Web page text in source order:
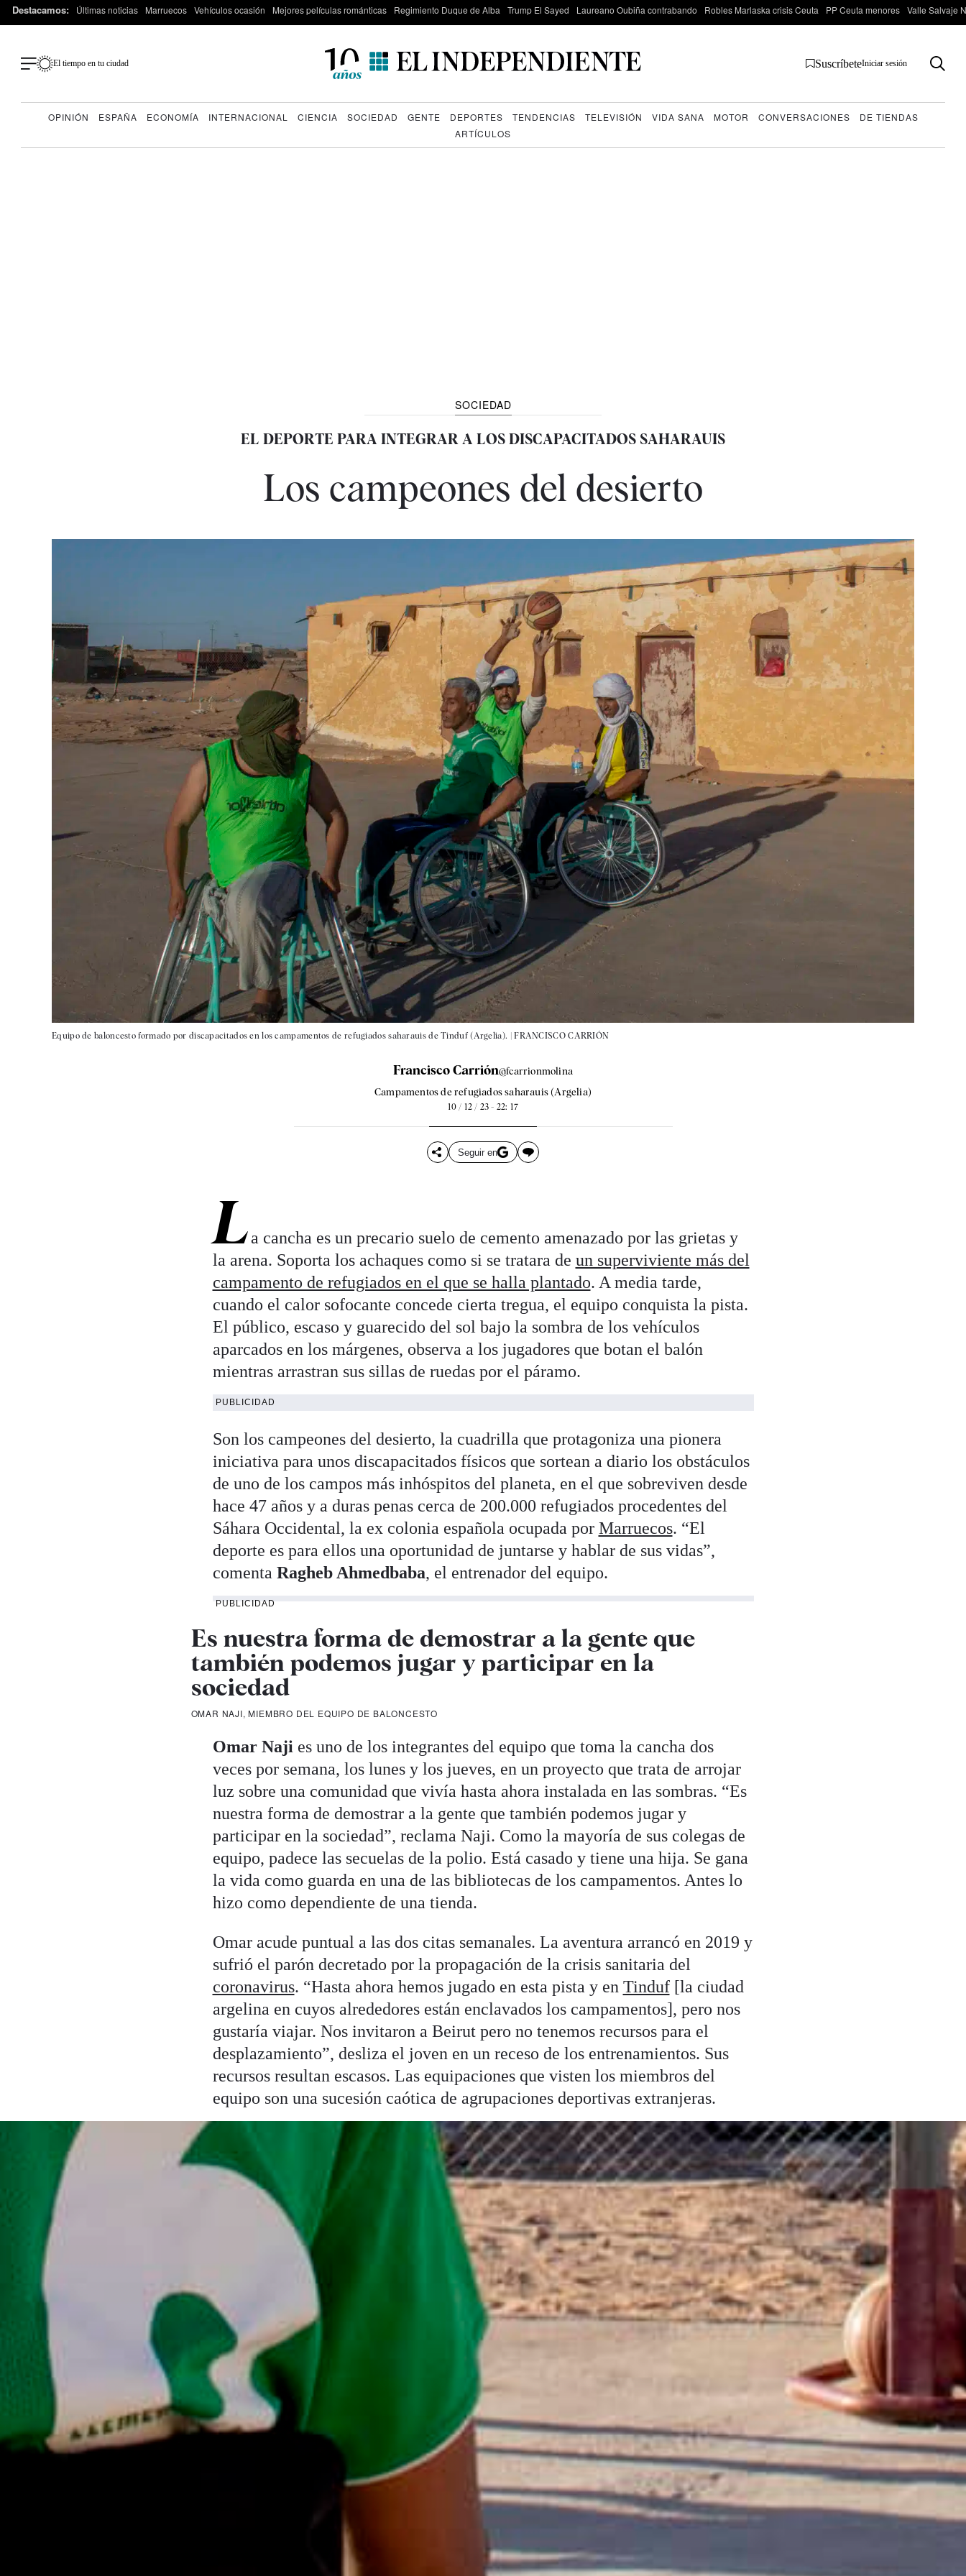
Destacamos: Últimas noticias Marruecos Vehículos ocasión Mejores películas románticas Regimiento Duque de Alba Trump El Sayed Laureano Oubiña contrabando Robles Marlaska crisis Ceuta PP Ceuta menores Valle Salvaje
El tiempo en tu ciudad SuscríbeteIniciar sesión
OPINIÓN ESPAÑA ECONOMÍA INTERNACIONAL CIENCIA SOCIEDAD GENTE DEPORTES TENDENCIAS TELEVISIÓN VIDA SANA MOTOR CONVERSACIONES
DE TIENDAS
ARTÍCULOS
SOCIEDAD
EL DEPORTE PARA INTEGRAR A LOS DISCAPACITADOS SAHARAUIS
Los campeones del desierto
Equipo de baloncesto formado por discapacitados en los campamentos de refugiados saharauis de Tinduf (Argelia). |FRANCISCO CARRIÓN
Francisco Carrión@fcarrionmolina
Campamentos de refugiados saharauis (Argelia)
10 / 12 / 23 - 22: 17
Seguir en
La cancha es un precario suelo de cemento amenazado por las grietas y
la arena. Soporta los achaques como si se tratara de un superviviente más del
campamento de refugiados en el que se halla plantado. A media tarde,
cuando el calor sofocante concede cierta tregua, el equipo conquista la pista.
El público, escaso y guarecido del sol bajo la sombra de los vehículos
aparcados en los márgenes, observa a los jugadores que botan el balón
mientras arrastran sus sillas de ruedas por el páramo.
PUBLICIDAD
Son los campeones del desierto, la cuadrilla que protagoniza una pionera
iniciativa para unos discapacitados físicos que sortean a diario los obstáculos
de uno de los campos más inhóspitos del planeta, en el que sobreviven desde
hace 47 años y a duras penas cerca de 200.000 refugiados procedentes del
Sáhara Occidental, la ex colonia española ocupada por Marruecos. “El
deporte es para ellos una oportunidad de juntarse y hablar de sus vidas”,
comenta Ragheb Ahmedbaba, el entrenador del equipo.
PUBLICIDAD
Es nuestra forma de demostrar a la gente que
también podemos jugar y participar en la
sociedad
OMAR NAJI, MIEMBRO DEL EQUIPO DE BALONCESTO
Omar Naji es uno de los integrantes del equipo que toma la cancha dos
veces por semana, los lunes y los jueves, en un proyecto que trata de arrojar
luz sobre una comunidad que vivía hasta ahora instalada en las sombras. “Es
nuestra forma de demostrar a la gente que también podemos jugar y
participar en la sociedad”, reclama Naji. Como la mayoría de sus colegas de
equipo, padece las secuelas de la polio. Está casado y tiene una hija. Se gana
la vida como guarda en una de las bibliotecas de los campamentos. Antes lo
hizo como dependiente de una tienda.
Omar acude puntual a las dos citas semanales. La aventura arrancó en 2019 y
sufrió el parón decretado por la propagación de la crisis sanitaria del
coronavirus. “Hasta ahora hemos jugado en esta pista y en Tinduf[la ciudad
argelina en cuyos alrededores están enclavados los campamentos], pero nos
gustaría viajar. Nos invitaron a Beirut pero no tenemos recursos para el
desplazamiento”, desliza el joven en un receso de los entrenamientos. Sus
recursos resultan escasos. Las equipaciones que visten los miembros del
equipo son una sucesión caótica de agrupaciones deportivas extranjeras.